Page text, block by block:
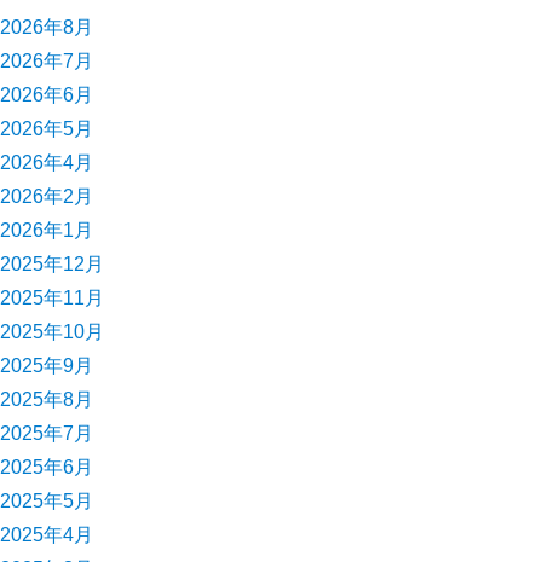
2026年8月
2026年7月
2026年6月
2026年5月
2026年4月
2026年2月
2026年1月
2025年12月
2025年11月
2025年10月
2025年9月
2025年8月
2025年7月
2025年6月
2025年5月
2025年4月